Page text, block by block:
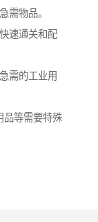
需物品。
速通关和配
需的工业用
品等需要特殊